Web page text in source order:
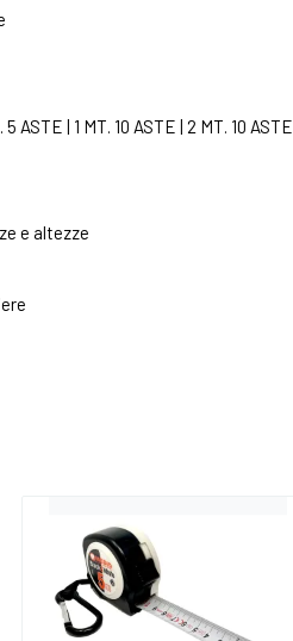
| 1 MT. 10 ASTE | 2 MT. 10 ASTE
e altezze